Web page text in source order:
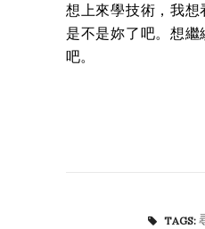
想上來學技術，我
是不是妳了吧。想
吧。
TAGS: